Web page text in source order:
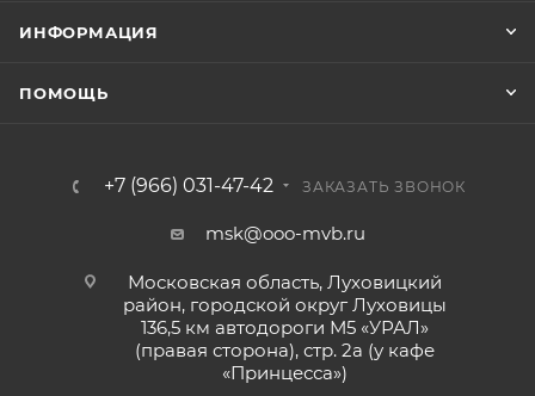
ИНФОРМАЦИЯ
ПОМОЩЬ
+7 (966) 031-47-42 ЗАКАЗАТЬ ЗВОНОК
msk@ooo-mvb.ru
Московская область, Луховицкий
район, городской округ Луховицы
136,5 км автодороги М5 «УРАЛ»
(правая сторона), стр. 2а (у кафе
«‎Принцесса»)